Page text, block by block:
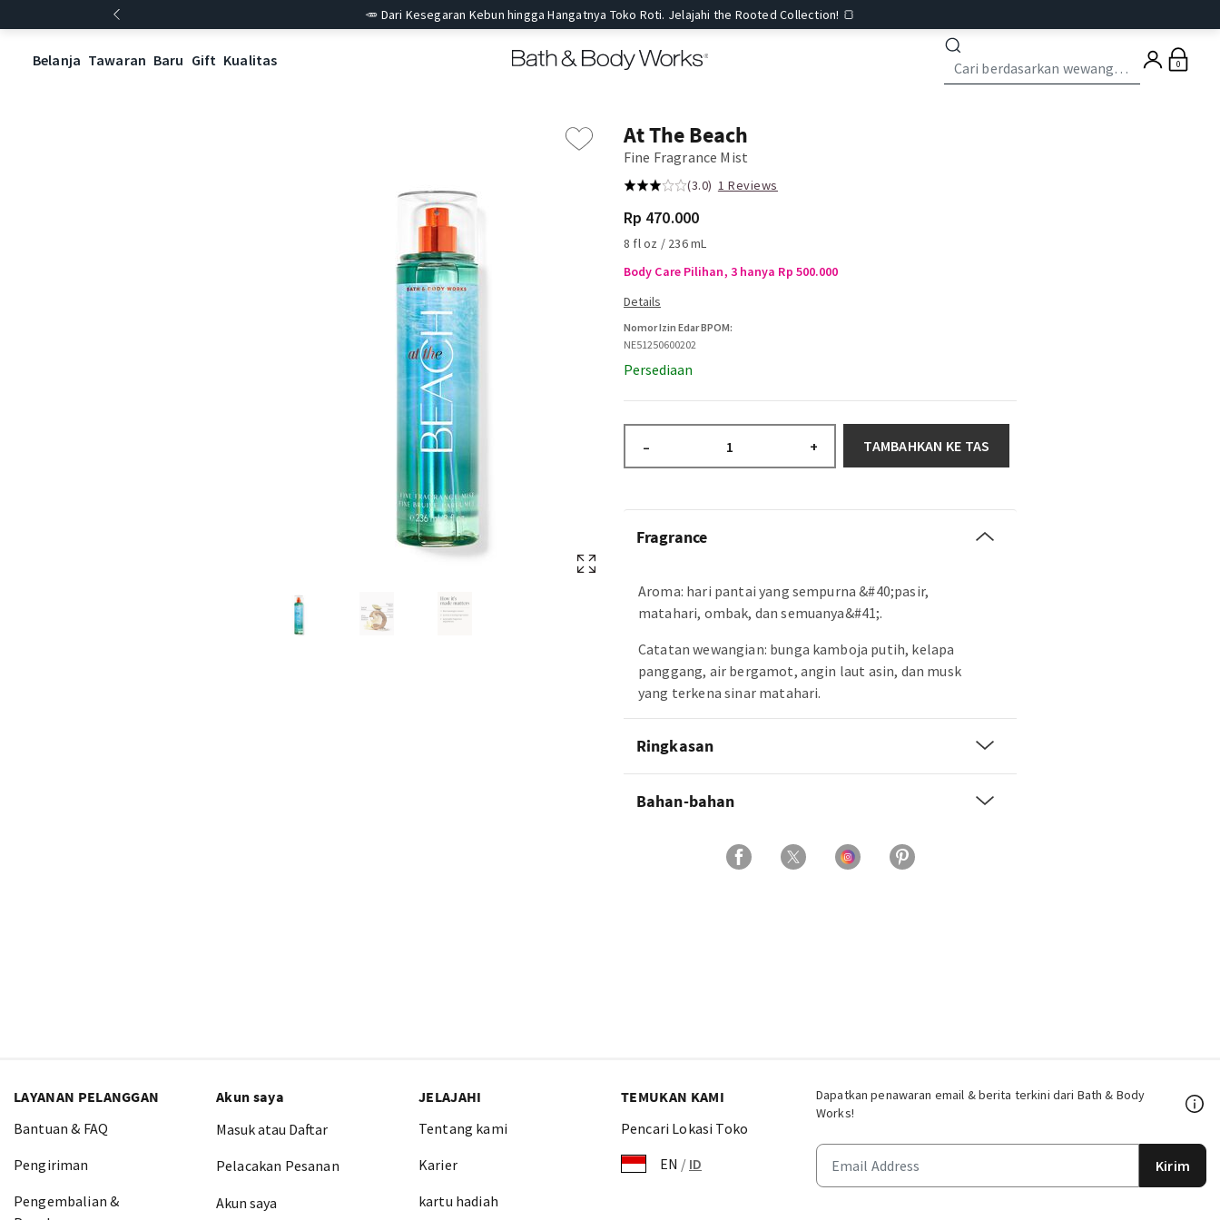
🥕 Dari Kesegaran Kebun hingga Hangatnya Toko Roti. Jelajahi the Rooted Collection! 🍞
Belanja Tawaran Baru Gift Kualitas 0
At The Beach
Fine Fragrance Mist
(3.0) 1 Reviews
Rp 470.000
8 fl oz / 236 mL
Body Care Pilihan, 3 hanya Rp 500.000
Nomor Izin Edar BPOM:
NE51250600202
Persediaan
– + TAMBAHKAN KE TAS
Fragrance
Aroma: hari pantai yang sempurna &#40;pasir,
matahari, ombak, dan semuanya&#41;.
Catatan wewangian: bunga kamboja putih, kelapa
panggang, air bergamot, angin laut asin, dan musk
yang terkena sinar matahari.
Ringkasan
Bahan-bahan
Dapatkan penawaran email & berita terkini dari Bath & Body
Works!
Kirim
LAYANAN PELANGGAN
Bantuan & FAQ
Pengiriman
Pengembalian &
Akun saya
Masuk atau Daftar
Pelacakan Pesanan
Akun saya
JELAJAHI
Tentang kami
Karier
kartu hadiah
TEMUKAN KAMI
Pencari Lokasi Toko
EN / ID